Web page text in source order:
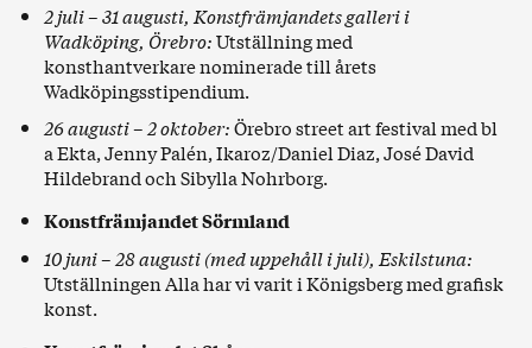
2 juli – 31 augusti, Konstfrämjandets galleri i
Wadköping, Örebro:Utställningmed
konsthantverkare nominerade till årets
Wadköpingsstipendium.
26 augusti – 2 oktober:Örebro street art festivalmed bl
a Ekta, Jenny Palén, Ikaroz/Daniel Diaz, José David
Hildebrand och Sibylla Nohrborg.
Konstfrämjandet Sörmland
10 juni – 28 augusti (med uppehåll i juli), Eskilstuna:
UtställningenAlla har vi varit i Königsbergmed grafisk
konst.